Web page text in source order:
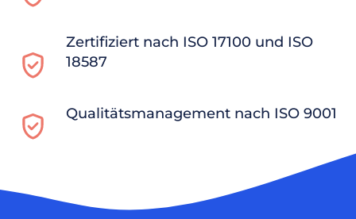
Zertifiziert nach ISO 17100 und ISO
18587
Qualitätsmanagement nach ISO 9001